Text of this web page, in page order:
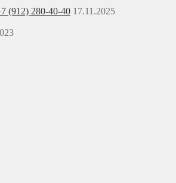
(912) 280-40-40 17.11.2025